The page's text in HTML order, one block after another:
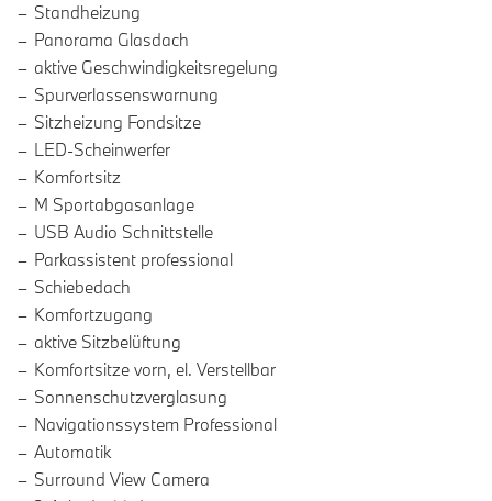
Standheizung
Panorama Glasdach
aktive Geschwindigkeitsregelung
Spurverlassenswarnung
Sitzheizung Fondsitze
LED-Scheinwerfer
Komfortsitz
M Sportabgasanlage
USB Audio Schnittstelle
Parkassistent professional
Schiebedach
Komfortzugang
aktive Sitzbelüftung
Komfortsitze vorn, el. Verstellbar
Sonnenschutzverglasung
Navigationssystem Professional
Automatik
Surround View Camera